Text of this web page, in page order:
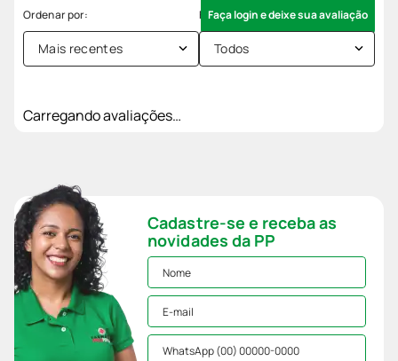
Faça login e deixe sua avaliação
Mais recentes Todos
Carregando avaliações…
Cadastre-se e receba as
novidades da PP